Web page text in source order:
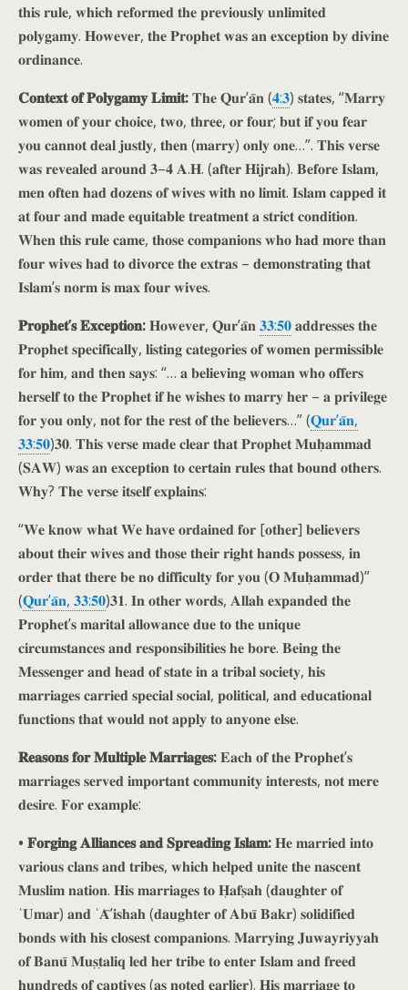
𝐭𝐡𝐢𝐬 𝐫𝐮𝐥𝐞, 𝐰𝐡𝐢𝐜𝐡 𝐫𝐞𝐟𝐨𝐫𝐦𝐞𝐝 𝐭𝐡𝐞 𝐩𝐫𝐞𝐯𝐢𝐨𝐮𝐬𝐥𝐲 𝐮𝐧𝐥𝐢𝐦𝐢𝐭𝐞𝐝
𝐩𝐨𝐥𝐲𝐠𝐚𝐦𝐲. 𝐇𝐨𝐰𝐞𝐯𝐞𝐫, 𝐭𝐡𝐞 𝐏𝐫𝐨𝐩𝐡𝐞𝐭 𝐰𝐚𝐬 𝐚𝐧 𝐞𝐱𝐜𝐞𝐩𝐭𝐢𝐨𝐧 𝐛𝐲 𝐝𝐢𝐯𝐢𝐧𝐞
𝐨𝐫𝐝𝐢𝐧𝐚𝐧𝐜𝐞.
𝐂𝐨𝐧𝐭𝐞𝐱𝐭 𝐨𝐟 𝐏𝐨𝐥𝐲𝐠𝐚𝐦𝐲 𝐋𝐢𝐦𝐢𝐭:𝐓𝐡𝐞 𝐐𝐮𝐫’𝐚̄𝐧 (𝟒:𝟑) 𝐬𝐭𝐚𝐭𝐞𝐬, “𝐌𝐚𝐫𝐫𝐲
𝐰𝐨𝐦𝐞𝐧 𝐨𝐟 𝐲𝐨𝐮𝐫 𝐜𝐡𝐨𝐢𝐜𝐞, 𝐭𝐰𝐨, 𝐭𝐡𝐫𝐞𝐞, 𝐨𝐫 𝐟𝐨𝐮𝐫; 𝐛𝐮𝐭 𝐢𝐟 𝐲𝐨𝐮 𝐟𝐞𝐚𝐫
𝐲𝐨𝐮 𝐜𝐚𝐧𝐧𝐨𝐭 𝐝𝐞𝐚𝐥 𝐣𝐮𝐬𝐭𝐥𝐲, 𝐭𝐡𝐞𝐧 (𝐦𝐚𝐫𝐫𝐲) 𝐨𝐧𝐥𝐲 𝐨𝐧𝐞…”. 𝐓𝐡𝐢𝐬 𝐯𝐞𝐫𝐬𝐞
𝐰𝐚𝐬 𝐫𝐞𝐯𝐞𝐚𝐥𝐞𝐝 𝐚𝐫𝐨𝐮𝐧𝐝 𝟑–𝟒 𝐀.𝐇. (𝐚𝐟𝐭𝐞𝐫 𝐇𝐢𝐣𝐫𝐚𝐡). 𝐁𝐞𝐟𝐨𝐫𝐞 𝐈𝐬𝐥𝐚𝐦,
𝐦𝐞𝐧 𝐨𝐟𝐭𝐞𝐧 𝐡𝐚𝐝 𝐝𝐨𝐳𝐞𝐧𝐬 𝐨𝐟 𝐰𝐢𝐯𝐞𝐬 𝐰𝐢𝐭𝐡 𝐧𝐨 𝐥𝐢𝐦𝐢𝐭. 𝐈𝐬𝐥𝐚𝐦 𝐜𝐚𝐩𝐩𝐞𝐝 𝐢𝐭
𝐚𝐭 𝐟𝐨𝐮𝐫 𝐚𝐧𝐝 𝐦𝐚𝐝𝐞 𝐞𝐪𝐮𝐢𝐭𝐚𝐛𝐥𝐞 𝐭𝐫𝐞𝐚𝐭𝐦𝐞𝐧𝐭 𝐚 𝐬𝐭𝐫𝐢𝐜𝐭 𝐜𝐨𝐧𝐝𝐢𝐭𝐢𝐨𝐧.
𝐖𝐡𝐞𝐧 𝐭𝐡𝐢𝐬 𝐫𝐮𝐥𝐞 𝐜𝐚𝐦𝐞, 𝐭𝐡𝐨𝐬𝐞 𝐜𝐨𝐦𝐩𝐚𝐧𝐢𝐨𝐧𝐬 𝐰𝐡𝐨 𝐡𝐚𝐝 𝐦𝐨𝐫𝐞 𝐭𝐡𝐚𝐧
𝐟𝐨𝐮𝐫 𝐰𝐢𝐯𝐞𝐬 𝐡𝐚𝐝 𝐭𝐨 𝐝𝐢𝐯𝐨𝐫𝐜𝐞 𝐭𝐡𝐞 𝐞𝐱𝐭𝐫𝐚𝐬 – 𝐝𝐞𝐦𝐨𝐧𝐬𝐭𝐫𝐚𝐭𝐢𝐧𝐠 𝐭𝐡𝐚𝐭
𝐈𝐬𝐥𝐚𝐦’𝐬 𝐧𝐨𝐫𝐦 𝐢𝐬 𝐦𝐚𝐱 𝐟𝐨𝐮𝐫 𝐰𝐢𝐯𝐞𝐬.
𝐏𝐫𝐨𝐩𝐡𝐞𝐭’𝐬 𝐄𝐱𝐜𝐞𝐩𝐭𝐢𝐨𝐧:𝐇𝐨𝐰𝐞𝐯𝐞𝐫, 𝐐𝐮𝐫’𝐚̄𝐧𝟑𝟑:𝟓𝟎𝐚𝐝𝐝𝐫𝐞𝐬𝐬𝐞𝐬 𝐭𝐡𝐞
𝐏𝐫𝐨𝐩𝐡𝐞𝐭 𝐬𝐩𝐞𝐜𝐢𝐟𝐢𝐜𝐚𝐥𝐥𝐲, 𝐥𝐢𝐬𝐭𝐢𝐧𝐠 𝐜𝐚𝐭𝐞𝐠𝐨𝐫𝐢𝐞𝐬 𝐨𝐟 𝐰𝐨𝐦𝐞𝐧 𝐩𝐞𝐫𝐦𝐢𝐬𝐬𝐢𝐛𝐥𝐞
𝐟𝐨𝐫 𝐡𝐢𝐦, 𝐚𝐧𝐝 𝐭𝐡𝐞𝐧 𝐬𝐚𝐲𝐬: “… 𝐚 𝐛𝐞𝐥𝐢𝐞𝐯𝐢𝐧𝐠 𝐰𝐨𝐦𝐚𝐧 𝐰𝐡𝐨 𝐨𝐟𝐟𝐞𝐫𝐬
𝐡𝐞𝐫𝐬𝐞𝐥𝐟 𝐭𝐨 𝐭𝐡𝐞 𝐏𝐫𝐨𝐩𝐡𝐞𝐭 𝐢𝐟 𝐡𝐞 𝐰𝐢𝐬𝐡𝐞𝐬 𝐭𝐨 𝐦𝐚𝐫𝐫𝐲 𝐡𝐞𝐫 – 𝐚 𝐩𝐫𝐢𝐯𝐢𝐥𝐞𝐠𝐞
𝐟𝐨𝐫 𝐲𝐨𝐮 𝐨𝐧𝐥𝐲, 𝐧𝐨𝐭 𝐟𝐨𝐫 𝐭𝐡𝐞 𝐫𝐞𝐬𝐭 𝐨𝐟 𝐭𝐡𝐞 𝐛𝐞𝐥𝐢𝐞𝐯𝐞𝐫𝐬…” (𝐐𝐮𝐫’𝐚̄𝐧,
𝟑𝟑:𝟓𝟎)𝟑𝟎. 𝐓𝐡𝐢𝐬 𝐯𝐞𝐫𝐬𝐞 𝐦𝐚𝐝𝐞 𝐜𝐥𝐞𝐚𝐫 𝐭𝐡𝐚𝐭 𝐏𝐫𝐨𝐩𝐡𝐞𝐭 𝐌𝐮𝐡̣𝐚𝐦𝐦𝐚𝐝
(𝐒𝐀𝐖) 𝐰𝐚𝐬 𝐚𝐧 𝐞𝐱𝐜𝐞𝐩𝐭𝐢𝐨𝐧 𝐭𝐨 𝐜𝐞𝐫𝐭𝐚𝐢𝐧 𝐫𝐮𝐥𝐞𝐬 𝐭𝐡𝐚𝐭 𝐛𝐨𝐮𝐧𝐝 𝐨𝐭𝐡𝐞𝐫𝐬.
𝐖𝐡𝐲? 𝐓𝐡𝐞 𝐯𝐞𝐫𝐬𝐞 𝐢𝐭𝐬𝐞𝐥𝐟 𝐞𝐱𝐩𝐥𝐚𝐢𝐧𝐬:
“𝐖𝐞 𝐤𝐧𝐨𝐰 𝐰𝐡𝐚𝐭 𝐖𝐞 𝐡𝐚𝐯𝐞 𝐨𝐫𝐝𝐚𝐢𝐧𝐞𝐝 𝐟𝐨𝐫 [𝐨𝐭𝐡𝐞𝐫] 𝐛𝐞𝐥𝐢𝐞𝐯𝐞𝐫𝐬
𝐚𝐛𝐨𝐮𝐭 𝐭𝐡𝐞𝐢𝐫 𝐰𝐢𝐯𝐞𝐬 𝐚𝐧𝐝 𝐭𝐡𝐨𝐬𝐞 𝐭𝐡𝐞𝐢𝐫 𝐫𝐢𝐠𝐡𝐭 𝐡𝐚𝐧𝐝𝐬 𝐩𝐨𝐬𝐬𝐞𝐬𝐬, 𝐢𝐧
𝐨𝐫𝐝𝐞𝐫 𝐭𝐡𝐚𝐭 𝐭𝐡𝐞𝐫𝐞 𝐛𝐞 𝐧𝐨 𝐝𝐢𝐟𝐟𝐢𝐜𝐮𝐥𝐭𝐲 𝐟𝐨𝐫 𝐲𝐨𝐮 (𝐎 𝐌𝐮𝐡̣𝐚𝐦𝐦𝐚𝐝)”
(𝐐𝐮𝐫’𝐚̄𝐧, 𝟑𝟑:𝟓𝟎)𝟑𝟏. 𝐈𝐧 𝐨𝐭𝐡𝐞𝐫 𝐰𝐨𝐫𝐝𝐬, 𝐀𝐥𝐥𝐚𝐡 𝐞𝐱𝐩𝐚𝐧𝐝𝐞𝐝 𝐭𝐡𝐞
𝐏𝐫𝐨𝐩𝐡𝐞𝐭’𝐬 𝐦𝐚𝐫𝐢𝐭𝐚𝐥 𝐚𝐥𝐥𝐨𝐰𝐚𝐧𝐜𝐞 𝐝𝐮𝐞 𝐭𝐨 𝐭𝐡𝐞 𝐮𝐧𝐢𝐪𝐮𝐞
𝐜𝐢𝐫𝐜𝐮𝐦𝐬𝐭𝐚𝐧𝐜𝐞𝐬 𝐚𝐧𝐝 𝐫𝐞𝐬𝐩𝐨𝐧𝐬𝐢𝐛𝐢𝐥𝐢𝐭𝐢𝐞𝐬 𝐡𝐞 𝐛𝐨𝐫𝐞. 𝐁𝐞𝐢𝐧𝐠 𝐭𝐡𝐞
𝐌𝐞𝐬𝐬𝐞𝐧𝐠𝐞𝐫 𝐚𝐧𝐝 𝐡𝐞𝐚𝐝 𝐨𝐟 𝐬𝐭𝐚𝐭𝐞 𝐢𝐧 𝐚 𝐭𝐫𝐢𝐛𝐚𝐥 𝐬𝐨𝐜𝐢𝐞𝐭𝐲, 𝐡𝐢𝐬
𝐦𝐚𝐫𝐫𝐢𝐚𝐠𝐞𝐬 𝐜𝐚𝐫𝐫𝐢𝐞𝐝 𝐬𝐩𝐞𝐜𝐢𝐚𝐥 𝐬𝐨𝐜𝐢𝐚𝐥, 𝐩𝐨𝐥𝐢𝐭𝐢𝐜𝐚𝐥, 𝐚𝐧𝐝 𝐞𝐝𝐮𝐜𝐚𝐭𝐢𝐨𝐧𝐚𝐥
𝐟𝐮𝐧𝐜𝐭𝐢𝐨𝐧𝐬 𝐭𝐡𝐚𝐭 𝐰𝐨𝐮𝐥𝐝 𝐧𝐨𝐭 𝐚𝐩𝐩𝐥𝐲 𝐭𝐨 𝐚𝐧𝐲𝐨𝐧𝐞 𝐞𝐥𝐬𝐞.
𝐑𝐞𝐚𝐬𝐨𝐧𝐬 𝐟𝐨𝐫 𝐌𝐮𝐥𝐭𝐢𝐩𝐥𝐞 𝐌𝐚𝐫𝐫𝐢𝐚𝐠𝐞𝐬:𝐄𝐚𝐜𝐡 𝐨𝐟 𝐭𝐡𝐞 𝐏𝐫𝐨𝐩𝐡𝐞𝐭’𝐬
𝐦𝐚𝐫𝐫𝐢𝐚𝐠𝐞𝐬 𝐬𝐞𝐫𝐯𝐞𝐝 𝐢𝐦𝐩𝐨𝐫𝐭𝐚𝐧𝐭 𝐜𝐨𝐦𝐦𝐮𝐧𝐢𝐭𝐲 𝐢𝐧𝐭𝐞𝐫𝐞𝐬𝐭𝐬, 𝐧𝐨𝐭 𝐦𝐞𝐫𝐞
𝐝𝐞𝐬𝐢𝐫𝐞. 𝐅𝐨𝐫 𝐞𝐱𝐚𝐦𝐩𝐥𝐞:
• 𝐅𝐨𝐫𝐠𝐢𝐧𝐠 𝐀𝐥𝐥𝐢𝐚𝐧𝐜𝐞𝐬 𝐚𝐧𝐝 𝐒𝐩𝐫𝐞𝐚𝐝𝐢𝐧𝐠 𝐈𝐬𝐥𝐚𝐦:𝐇𝐞 𝐦𝐚𝐫𝐫𝐢𝐞𝐝 𝐢𝐧𝐭𝐨
𝐯𝐚𝐫𝐢𝐨𝐮𝐬 𝐜𝐥𝐚𝐧𝐬 𝐚𝐧𝐝 𝐭𝐫𝐢𝐛𝐞𝐬, 𝐰𝐡𝐢𝐜𝐡 𝐡𝐞𝐥𝐩𝐞𝐝 𝐮𝐧𝐢𝐭𝐞 𝐭𝐡𝐞 𝐧𝐚𝐬𝐜𝐞𝐧𝐭
𝐌𝐮𝐬𝐥𝐢𝐦 𝐧𝐚𝐭𝐢𝐨𝐧. 𝐇𝐢𝐬 𝐦𝐚𝐫𝐫𝐢𝐚𝐠𝐞𝐬 𝐭𝐨 𝐇̣𝐚𝐟𝐬̣𝐚𝐡 (𝐝𝐚𝐮𝐠𝐡𝐭𝐞𝐫 𝐨𝐟
ʿ𝐔𝐦𝐚𝐫) 𝐚𝐧𝐝 ʿ𝐀̄’𝐢𝐬𝐡𝐚𝐡 (𝐝𝐚𝐮𝐠𝐡𝐭𝐞𝐫 𝐨𝐟 𝐀𝐛𝐮̄ 𝐁𝐚𝐤𝐫) 𝐬𝐨𝐥𝐢𝐝𝐢𝐟𝐢𝐞𝐝
𝐛𝐨𝐧𝐝𝐬 𝐰𝐢𝐭𝐡 𝐡𝐢𝐬 𝐜𝐥𝐨𝐬𝐞𝐬𝐭 𝐜𝐨𝐦𝐩𝐚𝐧𝐢𝐨𝐧𝐬. 𝐌𝐚𝐫𝐫𝐲𝐢𝐧𝐠 𝐉𝐮𝐰𝐚𝐲𝐫𝐢𝐲𝐲𝐚𝐡
𝐨𝐟 𝐁𝐚𝐧𝐮̄ 𝐌𝐮𝐬̣𝐭̣𝐚𝐥𝐢𝐪 𝐥𝐞𝐝 𝐡𝐞𝐫 𝐭𝐫𝐢𝐛𝐞 𝐭𝐨 𝐞𝐧𝐭𝐞𝐫 𝐈𝐬𝐥𝐚𝐦 𝐚𝐧𝐝 𝐟𝐫𝐞𝐞𝐝
𝐡𝐮𝐧𝐝𝐫𝐞𝐝𝐬 𝐨𝐟 𝐜𝐚𝐩𝐭𝐢𝐯𝐞𝐬 (𝐚𝐬 𝐧𝐨𝐭𝐞𝐝 𝐞𝐚𝐫𝐥𝐢𝐞𝐫). 𝐇𝐢𝐬 𝐦𝐚𝐫𝐫𝐢𝐚𝐠𝐞 𝐭𝐨